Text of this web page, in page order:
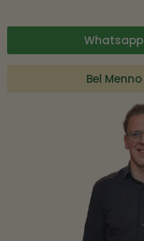
Whatsapp
Bel Menno